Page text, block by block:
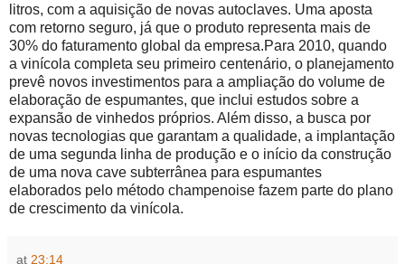
litros, com a aquisição de novas autoclaves. Uma aposta
com retorno seguro, já que o produto representa mais de
30% do faturamento global da empresa.Para 2010, quando
a vinícola completa seu primeiro centenário, o planejamento
prevê novos investimentos para a ampliação do volume de
elaboração de espumantes, que inclui estudos sobre a
expansão de vinhedos próprios. Além disso, a busca por
novas tecnologias que garantam a qualidade, a implantação
de uma segunda linha de produção e o início da construção
de uma nova cave subterrânea para espumantes
elaborados pelo método champenoise fazem parte do plano
de crescimento da vinícola.
at 23:14